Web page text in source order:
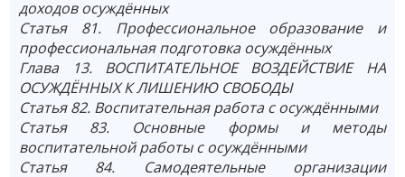
доходов осуждённых
Статья 81. Профессиональное образование и
профессиональная подготовка осуждённых
Глава 13. ВОСПИТАТЕЛЬНОЕ ВОЗДЕЙСТВИЕ НА
ОСУЖДЁННЫХ К ЛИШЕНИЮ СВОБОДЫ
Статья 82. Воспитательная работа с осуждёнными
Статья 83. Основные формы и методы
воспитательной работы с осуждёнными
Статья 84. Самодеятельные организации